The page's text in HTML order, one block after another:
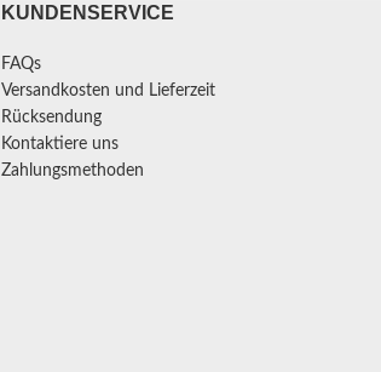
KUNDENSERVICE
FAQs
Versandkosten und Lieferzeit
Rücksendung
Kontaktiere uns
Zahlungsmethoden